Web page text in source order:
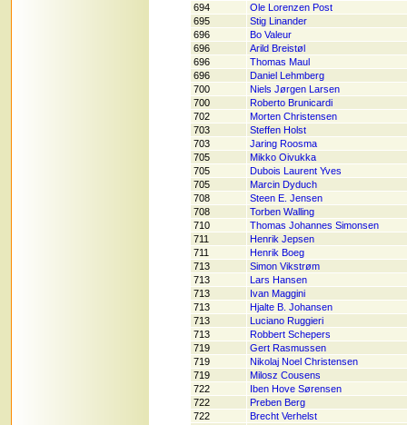
694
Ole Lorenzen Post
695
Stig Linander
696
Bo Valeur
696
Arild Breistøl
696
Thomas Maul
696
Daniel Lehmberg
700
Niels Jørgen Larsen
700
Roberto Brunicardi
702
Morten Christensen
703
Steffen Holst
703
Jaring Roosma
705
Mikko Oivukka
705
Dubois Laurent Yves
705
Marcin Dyduch
708
Steen E. Jensen
708
Torben Walling
710
Thomas Johannes Simonsen
711
Henrik Jepsen
711
Henrik Boeg
713
Simon Vikstrøm
713
Lars Hansen
713
Ivan Maggini
713
Hjalte B. Johansen
713
Luciano Ruggieri
713
Robbert Schepers
719
Gert Rasmussen
719
Nikolaj Noel Christensen
719
Milosz Cousens
722
Iben Hove Sørensen
722
Preben Berg
722
Brecht Verhelst